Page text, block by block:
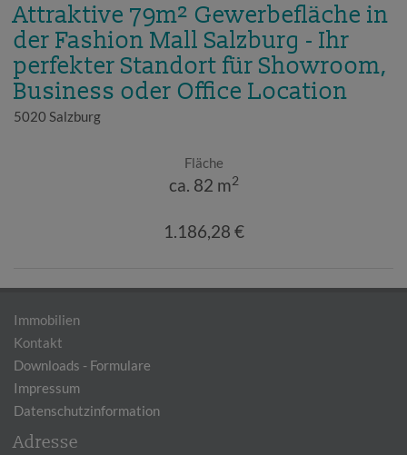
Attraktive 79m² Gewerbefläche in
der Fashion Mall Salzburg - Ihr
perfekter Standort für Showroom,
Business oder Office Location
5020 Salzburg
Fläche
ca. 82 m2
1.186,28 €
Immobilien
Kontakt
Downloads - Formulare
Impressum
Datenschutzinformation
Adresse